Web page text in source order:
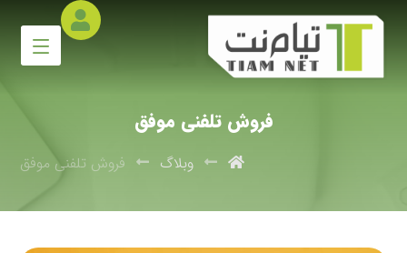
فروش تلفنی موفق
وبلاگ فروش تلفنی موفق